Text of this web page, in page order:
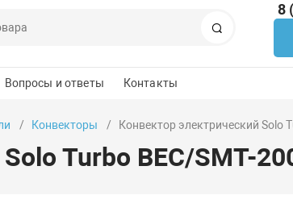
8
Вопросы и ответы Контакты
Конвекторы Конвектор электрический Solo
Turbo BEC/SMT-